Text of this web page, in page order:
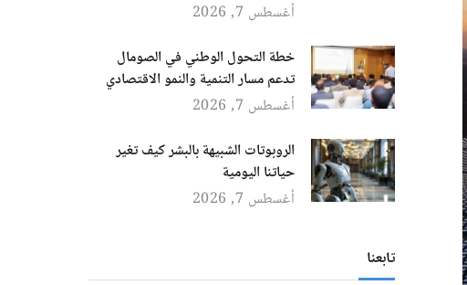
أغسطس 7, 2026
خطة التحول الوطني في الصومال
تدعم مسار التنمية والنمو الاقتصادي
أغسطس 7, 2026
الروبوتات الشبيهة بالبشر كيف تغير
حياتنا اليومية
أغسطس 7, 2026
تابعنا